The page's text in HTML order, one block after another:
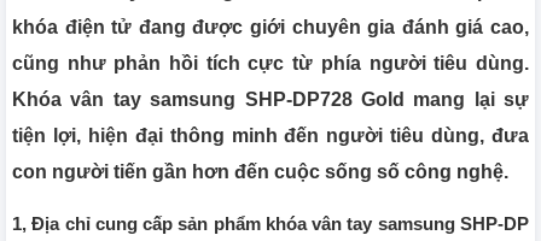
khóa điện tử đang được giới chuyên gia đánh giá cao,
cũng như phản hồi tích cực từ phía người tiêu dùng.
Khóa vân tay samsung SHP-DP728 Gold mang lại sự
tiện lợi, hiện đại thông minh đến người tiêu dùng, đưa
con người tiến gần hơn đến cuộc sống số công nghệ.
1, Địa chỉ cung cấp sản phẩm khóa vân tay samsung SHP-DP